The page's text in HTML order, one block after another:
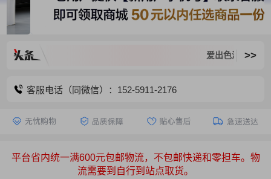
爱出色汽车新平台，
>>
客服电话（同微信）：152-5911-2176
平台省内统一满600元包邮物流，不包邮快递和零担车。物
流需要到自行到站点取货。